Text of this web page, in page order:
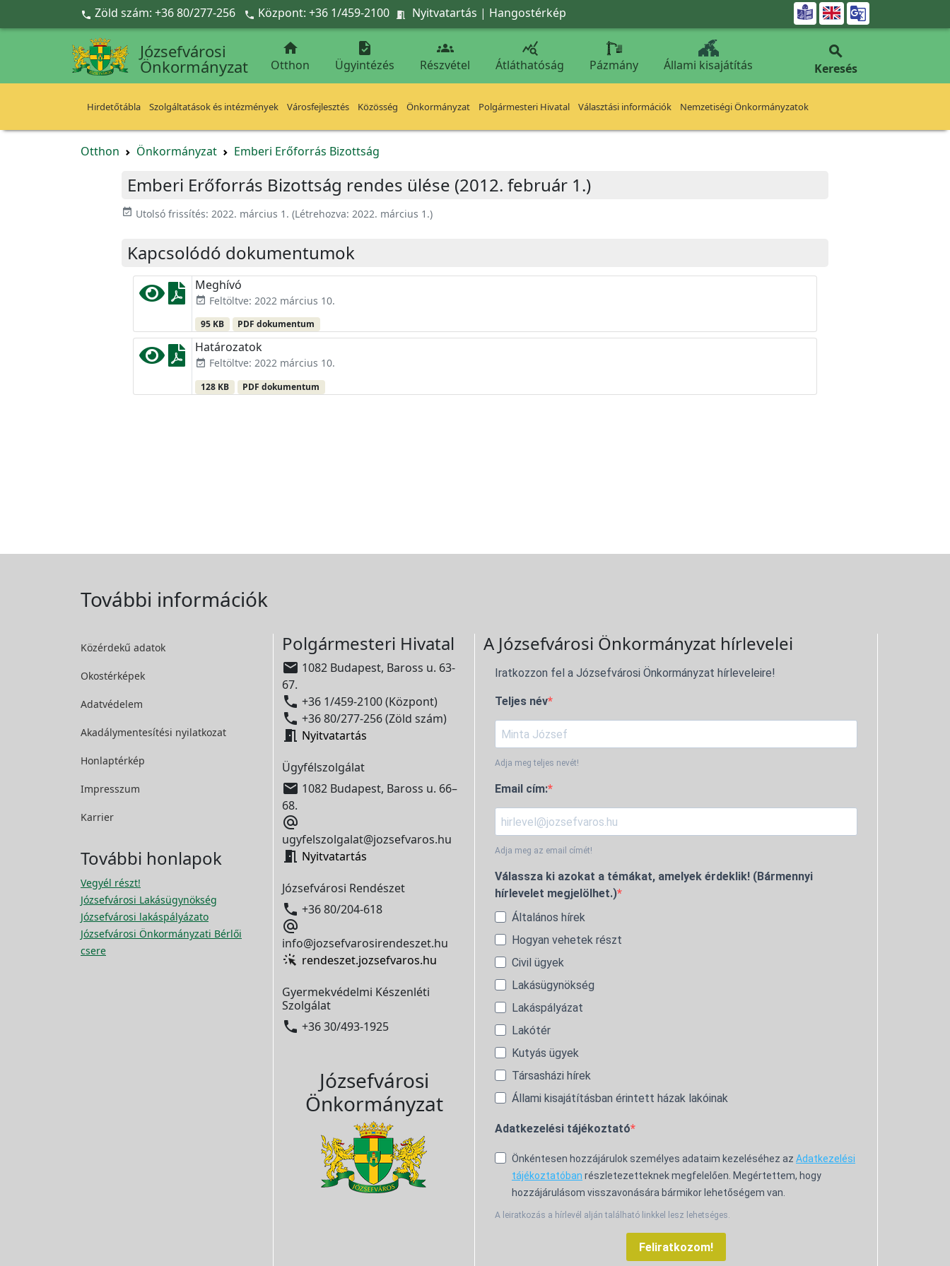
Ugrás a fő tartalomra
 Zöld szám: +36 80/277-256  Központ: +36 1/459-2100  Nyitvatartás | Hangostérkép 
Józsefvárosi
Önkormányzat

Otthon

Ügyintézés

Részvétel

Átláthatóság Pázmány Állami kisajátítás

Keresés
Hirdetőtábla Szolgáltatások és intézmények Városfejlesztés Közösség Önkormányzat Polgármesteri Hivatal Választási információk Nemzetiségi Önkormányzatok
Otthon Önkormányzat Emberi Erőforrás Bizottság
Emberi Erőforrás Bizottság rendes ülése (2012. február 1.)
event_available Utolsó frissítés: 2022. március 1. (Létrehozva: 2022. március 1.)
Kapcsolódó dokumentumok
Meghívó
event_available Feltöltve: 2022 március 10.
95 KB PDF dokumentum
Határozatok
event_available Feltöltve: 2022 március 10.
128 KB PDF dokumentum
További információk
Közérdekű adatok
Okostérképek
Adatvédelem
Akadálymentesítési nyilatkozat
Honlaptérkép
Impresszum
Karrier
További honlapok
Vegyél részt!
Józsefvárosi Lakásügynökség
Józsefvárosi lakáspályázato
Józsefvárosi Önkormányzati Bérlői
csere
Polgármesteri Hivatal
 1082 Budapest, Baross u. 63-
67.
 +36 1/459-2100 (Központ)
 +36 80/277-256 (Zöld szám)
 Nyitvatartás
Ügyfélszolgálat
 1082 Budapest, Baross u. 66–
68.

ugyfelszolgalat@jozsefvaros.hu
 Nyitvatartás
Józsefvárosi Rendészet
 +36 80/204-618

info@jozsefvarosirendeszet.hu
rendeszet.jozsefvaros.hu
Gyermekvédelmi Készenléti
Szolgálat
 +36 30/493-1925
Józsefvárosi
Önkormányzat
A Józsefvárosi Önkormányzat hírlevelei
Iratkozzon fel a Józsefvárosi Önkormányzat hírleveleire!
Teljes név
Adja meg teljes nevét!
Email cím:
Adja meg az email címét!
Válassza ki azokat a témákat, amelyek érdeklik! (Bármennyi
hírlevelet megjelölhet.)
Általános hírek
Hogyan vehetek részt
Civil ügyek
Lakásügynökség
Lakáspályázat
Lakótér
Kutyás ügyek
Társasházi hírek
Állami kisajátításban érintett házak lakóinak
Adatkezelési tájékoztató
Önkéntesen hozzájárulok személyes adataim kezeléséhez az Adatkezelési
tájékoztatóban részletezetteknek megfelelően. Megértettem, hogy
hozzájárulásom visszavonására bármikor lehetőségem van.
A leiratkozás a hírlevél alján található linkkel lesz lehetséges.
Feliratkozom!